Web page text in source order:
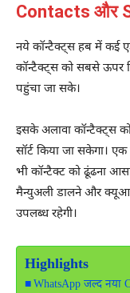
Contacts और
नये कॉन्टैक्ट्स हब में कई
कॉन्टैक्ट्स को सबसे ऊपर
पहुंचा जा सके।
इसके अलावा कॉन्टैक्ट्स
सॉर्ट किया जा सकेगा।
भी कॉन्टैक्ट को ढूंढना
मैन्युअली डालने और
उपलब्ध रहेगी।
Highlights
WhatsApp जल्द नया